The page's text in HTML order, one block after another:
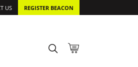
US REGISTER BEACON